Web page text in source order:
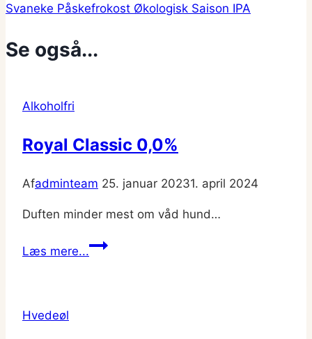
Svaneke Påskefrokost Økologisk Saison IPA
Se også...
Alkoholfri
Royal Classic 0,0%
Afadminteam 25. januar 20231. april 2024
Duften minder mest om våd hund…
Læs mere...Royal
Hvedeøl